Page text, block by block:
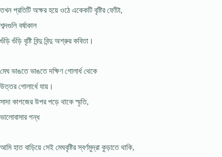
তখন প্রতিটি অক্ষর হয়ে ওঠে একেকটি বৃষ্টির ফোঁটা,
শব্দগুলি বর্ষাকাল
গুঁড়ি গুঁড়ি বৃষ্টি বিন্দু বিন্দু অশ্রুর কবিতা।
মেঘ ভাঙতে ভাঙতে দক্ষিণ গোলার্ধ থেকে
উত্তর গোলার্ধে যায়।
সাদা কাগজের উপর পড়ে থাকে স্মৃতি,
ভালোবাসার গন্ধ
আমি হাত বাড়িয়ে সেই মেঘবৃষ্টির স্বর্ণমুদ্রা কুড়াতে থাকি,